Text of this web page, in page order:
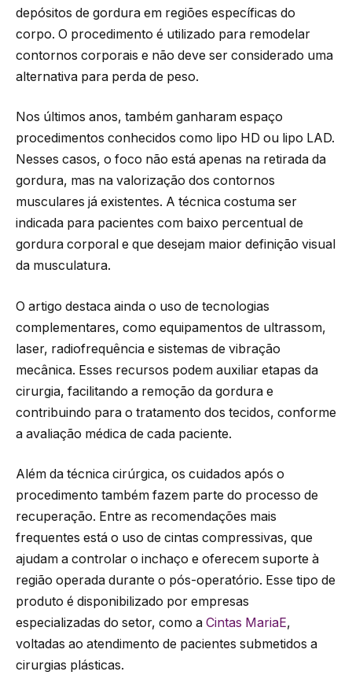
depósitos de gordura em regiões específicas do
corpo. O procedimento é utilizado para remodelar
contornos corporais e não deve ser considerado uma
alternativa para perda de peso.
Nos últimos anos, também ganharam espaço
procedimentos conhecidos como lipo HD ou lipo LAD.
Nesses casos, o foco não está apenas na retirada da
gordura, mas na valorização dos contornos
musculares já existentes. A técnica costuma ser
indicada para pacientes com baixo percentual de
gordura corporal e que desejam maior definição visual
da musculatura.
O artigo destaca ainda o uso de tecnologias
complementares, como equipamentos de ultrassom,
laser, radiofrequência e sistemas de vibração
mecânica. Esses recursos podem auxiliar etapas da
cirurgia, facilitando a remoção da gordura e
contribuindo para o tratamento dos tecidos, conforme
a avaliação médica de cada paciente.
Além da técnica cirúrgica, os cuidados após o
procedimento também fazem parte do processo de
recuperação. Entre as recomendações mais
frequentes está o uso de cintas compressivas, que
ajudam a controlar o inchaço e oferecem suporte à
região operada durante o pós-operatório. Esse tipo de
produto é disponibilizado por empresas
especializadas do setor, como a Cintas MariaE,
voltadas ao atendimento de pacientes submetidos a
cirurgias plásticas.